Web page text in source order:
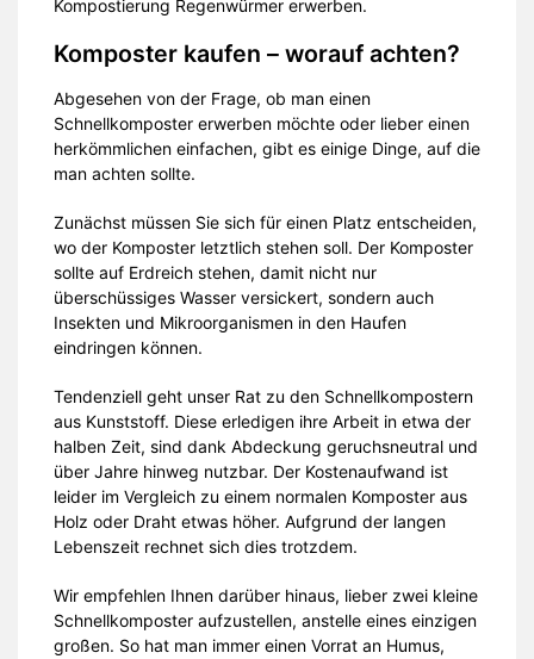
Kompostierung Regenwürmer erwerben.
Komposter kaufen – worauf achten?
Abgesehen von der Frage, ob man einen
Schnellkomposter erwerben möchte oder lieber einen
herkömmlichen einfachen, gibt es einige Dinge, auf die
man achten sollte.
Zunächst müssen Sie sich für einen Platz entscheiden,
wo der Komposter letztlich stehen soll. Der Komposter
sollte auf Erdreich stehen, damit nicht nur
überschüssiges Wasser versickert, sondern auch
Insekten und Mikroorganismen in den Haufen
eindringen können.
Tendenziell geht unser Rat zu den Schnellkompostern
aus Kunststoff. Diese erledigen ihre Arbeit in etwa der
halben Zeit, sind dank Abdeckung geruchsneutral und
über Jahre hinweg nutzbar. Der Kostenaufwand ist
leider im Vergleich zu einem normalen Komposter aus
Holz oder Draht etwas höher. Aufgrund der langen
Lebenszeit rechnet sich dies trotzdem.
Wir empfehlen Ihnen darüber hinaus, lieber zwei kleine
Schnellkomposter aufzustellen, anstelle eines einzigen
großen. So hat man immer einen Vorrat an Humus,